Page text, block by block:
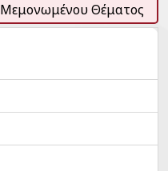
Μεμονωμένου Θέματος